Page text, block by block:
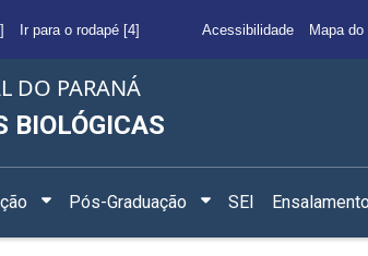
Ir para o rodapé [4] Acessibilidade Mapa do
DO PARANÁ
BIOLÓGICAS
Pós-Graduação SEI Ensalamento